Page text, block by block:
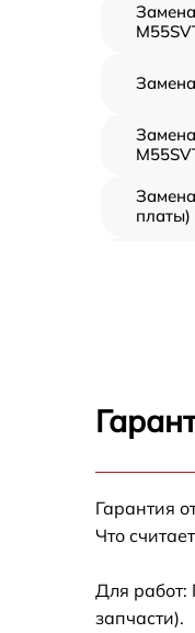
платы)
Гарантия
Что
Для работ:
запчасти).